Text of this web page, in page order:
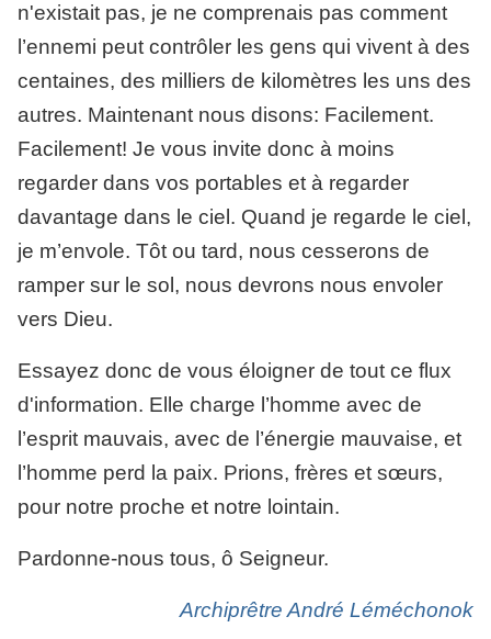
n'existait pas, je ne comprenais pas comment
l’ennemi peut contrôler les gens qui vivent à des
centaines, des milliers de kilomètres les uns des
autres. Maintenant nous disons: Facilement.
Facilement! Je vous invite donc à moins
regarder dans vos portables et à regarder
davantage dans le ciel. Quand je regarde le ciel,
je m’envole. Tôt ou tard, nous cesserons de
ramper sur le sol, nous devrons nous envoler
vers Dieu.
Essayez donc de vous éloigner de tout ce flux
d'information. Elle charge l’homme avec de
l’esprit mauvais, avec de l’énergie mauvaise, et
l’homme perd la paix. Prions, frères et sœurs,
pour notre proche et notre lointain.
Pardonne-nous tous, ô Seigneur.
Archiprêtre André Léméchonok